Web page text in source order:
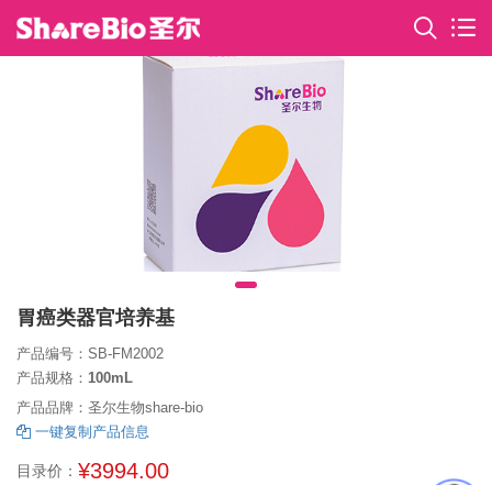
胃癌类器官培养基
产品编号：SB-FM2002
产品规格： 100mL
产品品牌：圣尔生物share-bio
一键复制产品信息
目录价： ¥3994.00